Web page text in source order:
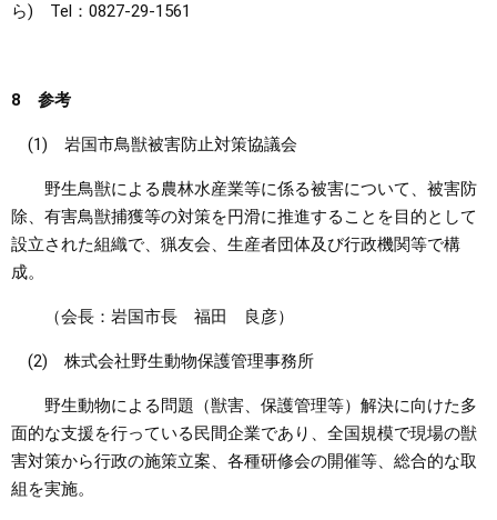
ら) Tel：0827-29-1561
8 参考
(1) 岩国市鳥獣被害防止対策協議会
野生鳥獣による農林水産業等に係る被害について、被害防
除、有害鳥獣捕獲等の対策を円滑に推進することを目的として
設立された組織で、猟友会、生産者団体及び行政機関等で構
成。
（会長：岩国市長 福田 良彦）
(2) 株式会社野生動物保護管理事務所
野生動物による問題（獣害、保護管理等）解決に向けた多
面的な支援を行っている民間企業であり、全国規模で現場の獣
害対策から行政の施策立案、各種研修会の開催等、総合的な取
組を実施。